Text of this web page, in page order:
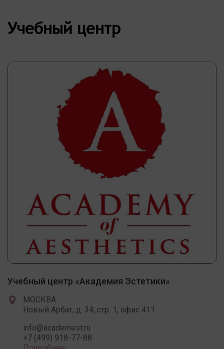
Учебный центр
Учебный центр «Академия Эстетики»
МОСКВА
Новый Арбат, д. 34, стр. 1, офис 411
info@academest.ru
+7 (499) 918-77-88